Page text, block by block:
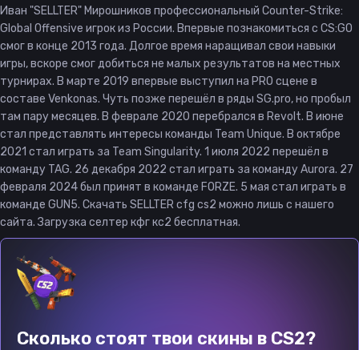
Иван "SELLTER" Мирошников профессиональный Counter-Strike:
Global Offensive игрок из России. Впервые познакомиться с CS:GO
смог в конце 2013 года. Долгое время наращивал свои навыки
игры, вскоре смог добиться не малых результатов на местных
турнирах. В марте 2019 впервые выступил на PRO сцене в
составе Venkonas. Чуть позже перешёл в ряды SG.pro, но пробыл
там пару месяцев. В феврале 2020 перебрался в Revolt. В июне
стал представлять интересы команды Team Unique. В октябре
2021 стал играть за Team Singularity. 1 июля 2022 перешёл в
команду TAG. 26 декабря 2022 стал играть за команду Aurora. 27
февраля 2024 был принят в команде FORZE. 5 мая стал играть в
команде GUN5. Скачать SELLTER cfg cs2 можно лишь с нашего
сайта. Загрузка селтер кфг кс2 бесплатная.
Сколько стоят твои скины в CS2?